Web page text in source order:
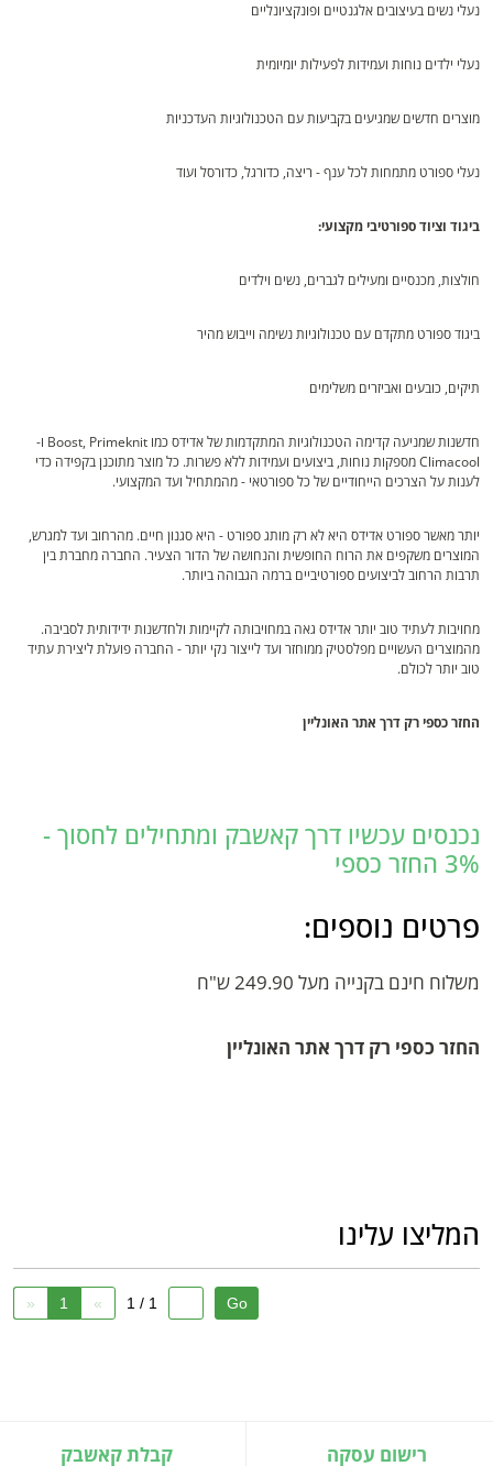
נעלי נשים בעיצובים אלגנטיים ופונקציונליים
נעלי ילדים נוחות ועמידות לפעילות יומיומית
מוצרים חדשים שמגיעים בקביעות עם הטכנולוגיות העדכניות
נעלי ספורט מתמחות לכל ענף - ריצה, כדורגל, כדורסל ועוד
ביגוד וציוד ספורטיבי מקצועי:
חולצות, מכנסיים ומעילים לגברים, נשים וילדים
ביגוד ספורט מתקדם עם טכנולוגיות נשימה וייבוש מהיר
תיקים, כובעים ואביזרים משלימים
חדשנות שמניעה קדימה הטכנולוגיות המתקדמות של אדידס כמו Boost, Primeknit ו-
Climacool מספקות נוחות, ביצועים ועמידות ללא פשרות. כל מוצר מתוכנן בקפידה כדי
לענות על הצרכים הייחודיים של כל ספורטאי - מהמתחיל ועד המקצועי.
יותר מאשר ספורט אדידס היא לא רק מותג ספורט - היא סגנון חיים. מהרחוב ועד למגרש,
המוצרים משקפים את הרוח החופשית והנחושה של הדור הצעיר. החברה מחברת בין
תרבות הרחוב לביצועים ספורטיביים ברמה הגבוהה ביותר.
מחויבות לעתיד טוב יותר אדידס גאה במחויבותה לקיימות ולחדשנות ידידותית לסביבה.
מהמוצרים העשויים מפלסטיק ממוחזר ועד לייצור נקי יותר - החברה פועלת ליצירת עתיד
טוב יותר לכולם.
החזר כספי רק דרך אתר האונליין
נכנסים עכשיו דרך קאשבק ומתחילים לחסוך -
3% החזר כספי
פרטים נוספים:
משלוח חינם בקנייה מעל 249.90 ש"ח
החזר כספי רק דרך אתר האונליין
המליצו עלינו
« 1 » 1 / 1
רישום עסקה קבלת קאשבק